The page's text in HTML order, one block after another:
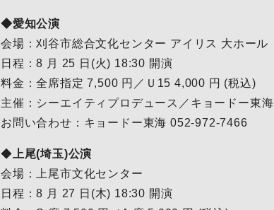
◆愛知公演
会場：刈谷市総合文化センター アイリス 大ホール
日程：8 月 25 日(火) 18:30 開演
料金：全席指定 7,500 円／Ｕ15 4,000 円 (税込)
主催：シーエイティプロデュース／キョードー東海
お問い合わせ：キョードー東海 052-972-7466
◆ 上尾(埼玉)公演
会場：上尾市文化センター
日程：8 月 27 日(木) 18:30 開演